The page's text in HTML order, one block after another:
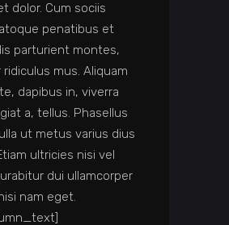
dolor. Cum sociis
penatibus et
parturient montes,
mus. Aliquam
dapibus in, viverra
a, tellus. Phasellus
ut metus varius dius
ultricies nisi vel
dui ullamcorper
nam eget.